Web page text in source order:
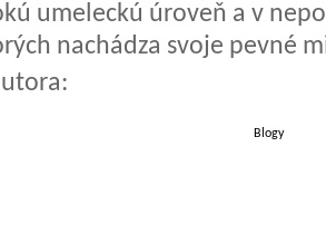
umeleckú úroveň a v
nachádza svoje pevné
Blogy